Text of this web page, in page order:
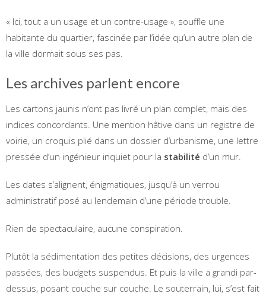
« Ici, tout a un usage et un contre-usage », souffle une
habitante du quartier, fascinée par l’idée qu’un autre plan de
la ville dormait sous ses pas.
Les archives parlent encore
Les cartons jaunis n’ont pas livré un plan complet, mais des
indices concordants. Une mention hâtive dans un registre de
voirie, un croquis plié dans un dossier d’urbanisme, une lettre
pressée d’un ingénieur inquiet pour la stabilité d’un mur.
Les dates s’alignent, énigmatiques, jusqu’à un verrou
administratif posé au lendemain d’une période trouble.
Rien de spectaculaire, aucune conspiration.
Plutôt la sédimentation des petites décisions, des urgences
passées, des budgets suspendus. Et puis la ville a grandi par-
dessus, posant couche sur couche. Le souterrain, lui, s’est fait